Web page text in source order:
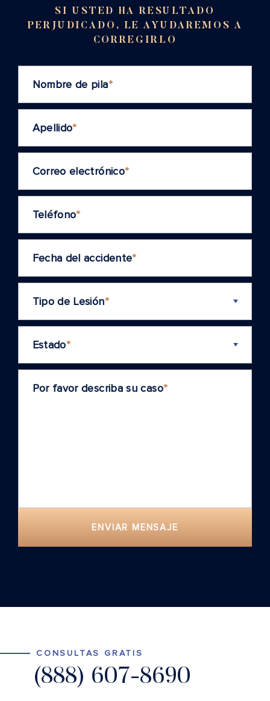
SI USTED HA RESULTADO
PERJUDICADO, LE AYUDAREMOS A
CORREGIRLO
Nombre de pila*
Apellido*
Correo electrónico*
Teléfono*
Fecha del accidente*
Tipo de Lesión*
Estado*
Por favor describa su caso*
ENVIAR MENSAJE
CONSULTAS GRATIS
(888) 607-8690